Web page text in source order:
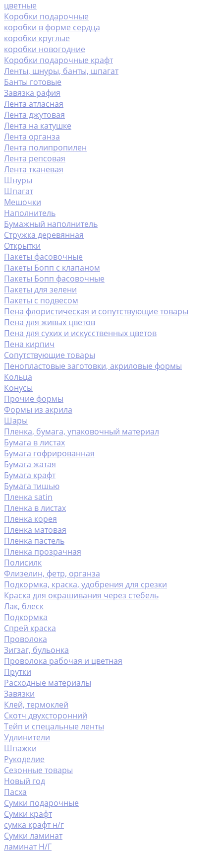
цветные
Коробки подарочные
коробки в форме сердца
коробки круглые
коробки новогодние
Коробки подарочные крафт
Ленты, шнуры, банты, шпагат
Банты готовые
Завязка рафия
Лента атласная
Лента джутовая
Лента на катушке
Лента органза
Лента полипропилен
Лента репсовая
Лента тканевая
Шнуры
Шпагат
Мешочки
Наполнитель
Бумажный наполнитель
Стружка деревянная
Открытки
Пакеты фасовочные
Пакеты Бопп с клапаном
Пакеты Бопп фасовочные
Пакеты для зелени
Пакеты с подвесом
Пена флористическая и сопутствующие товары
Пена для живых цветов
Пена для сухих и искусственных цветов
Пена кирпич
Сопутствующие товары
Пенопластовые заготовки, акриловые формы
Кольца
Конусы
Прочие формы
Формы из акрила
Шары
Пленка, бумага, упаковочный материал
Бумага в листах
Бумага гофрированная
Бумага жатая
Бумага крафт
Бумага тишью
Пленка satin
Пленка в листах
Пленка корея
Пленка матовая
Пленка пастель
Пленка прозрачная
Полисилк
Флизелин, фетр, органза
Подкормка, краска, удобрения для срезки
Краска для окрашивания через стебель
Лак, блеск
Подкормка
Спрей краска
Проволока
Зигзаг, бульонка
Проволока рабочая и цветная
Прутки
Расходные материалы
Завязки
Клей, термоклей
Скотч двухсторонний
Тейп и спецальные ленты
Удлинители
Шпажки
Рукоделие
Сезонные товары
Новый год
Пасха
Сумки подарочные
Сумки крафт
сумка крафт н/г
Сумки ламинат
ламинат Н/Г